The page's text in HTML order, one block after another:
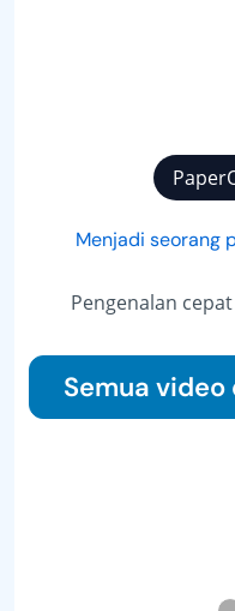
Menjadi seorang
Pengenalan
Semua